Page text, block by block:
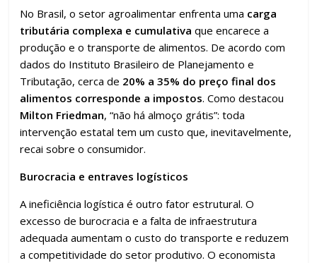
No Brasil, o setor agroalimentar enfrenta uma carga
tributária complexa e cumulativa que encarece a
produção e o transporte de alimentos. De acordo com
dados do Instituto Brasileiro de Planejamento e
Tributação, cerca de 20% a 35% do preço final dos
alimentos corresponde a impostos. Como destacou
Milton Friedman, “não há almoço grátis”: toda
intervenção estatal tem um custo que, inevitavelmente,
recai sobre o consumidor.
Burocracia e entraves logísticos
A ineficiência logística é outro fator estrutural. O
excesso de burocracia e a falta de infraestrutura
adequada aumentam o custo do transporte e reduzem
a competitividade do setor produtivo. O economista